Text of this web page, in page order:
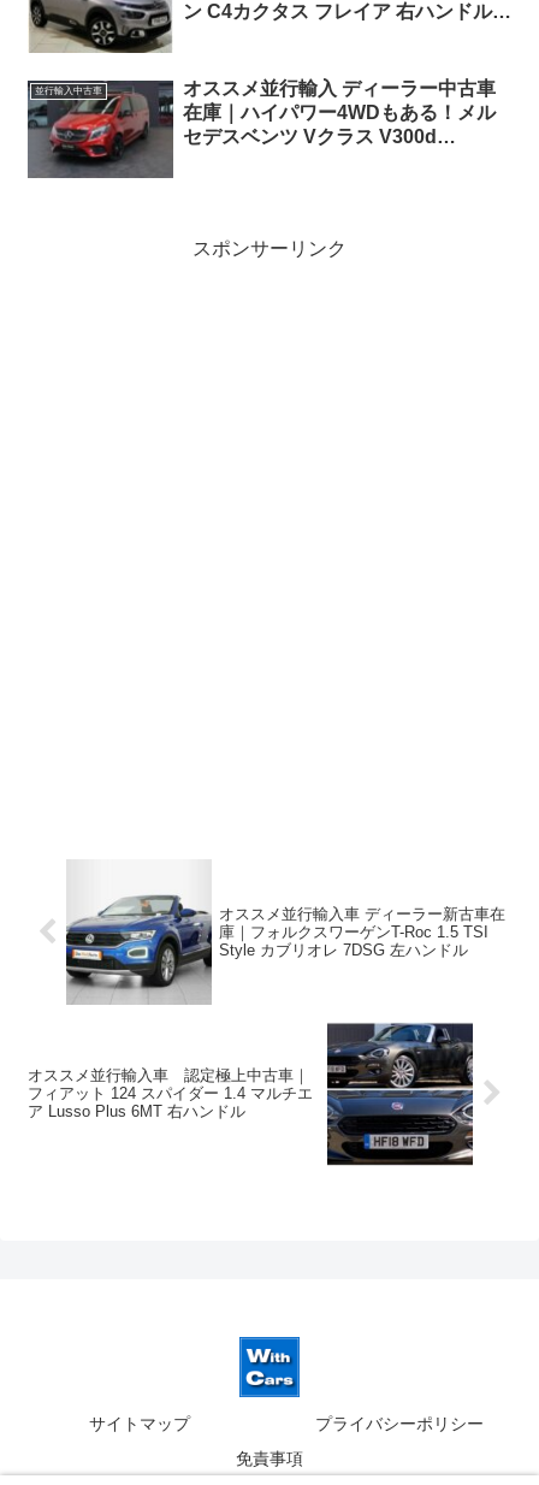
ン C4カクタス フレイア 右ハンドル
並行輸入中古車
オススメ並行輸入 ディーラー中古車
在庫｜ハイパワー4WDもある！メル
セデスベンツ Vクラス V300d
スポンサーリンク
オススメ並行輸入車 ディーラー新古車在
庫｜フォルクスワーゲンT-Roc 1.5 TSI
Style カブリオレ 7DSG 左ハンドル
オススメ並行輸入車 認定極上中古車｜
フィアット 124 スパイダー 1.4 マルチエ
ア Lusso Plus 6MT 右ハンドル
サイトマップ
プライバシーポリシー
免責事項